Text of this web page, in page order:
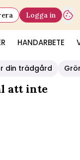
HANDARBETE
Logga in
din trädgård
att inte